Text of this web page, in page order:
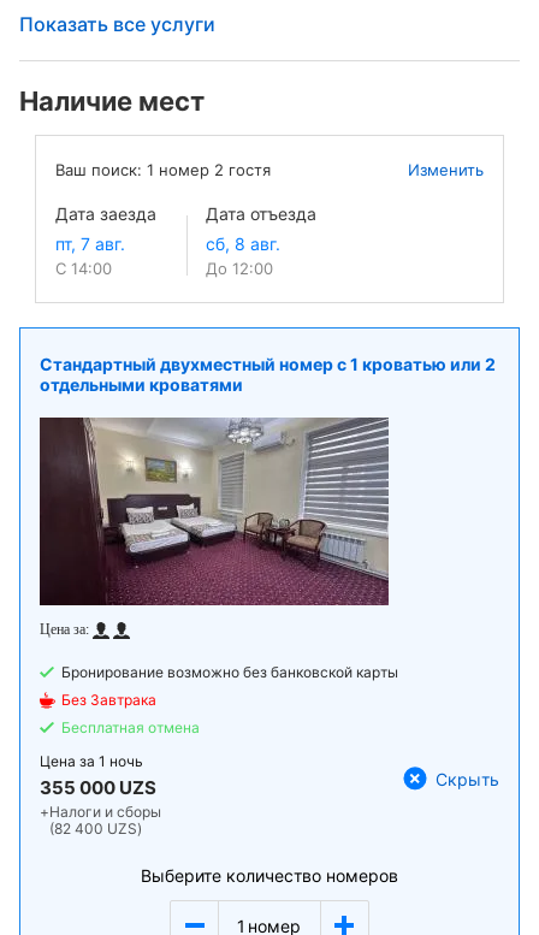
Показать все услуги
Наличие мест
Ваш поиск: 1 номер 2 гостя Изменить
Дата заезда
С 14:00
Дата отъезда
До 12:00
Стандартный двухместный номер с 1 кроватью или 2
отдельными кроватями
Бронирование возможно без банковской карты
Без Завтрака
Бесплатная отмена
Цена за 1 ночь
355 000 UZS
+Налоги и сборы
(82 400 UZS)
Скрыть
Выберите количество номеров
1 номер